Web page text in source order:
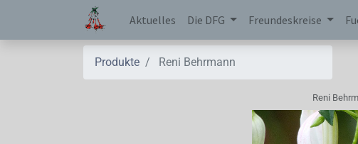
Aktuelles Die DFG Freundeskreise
Produkte Reni Behrmann
Reni